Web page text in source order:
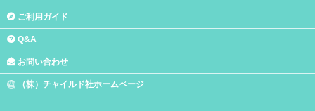
ご利用ガイド
Q&A
お問い合わせ
（株）チャイルド社ホームページ